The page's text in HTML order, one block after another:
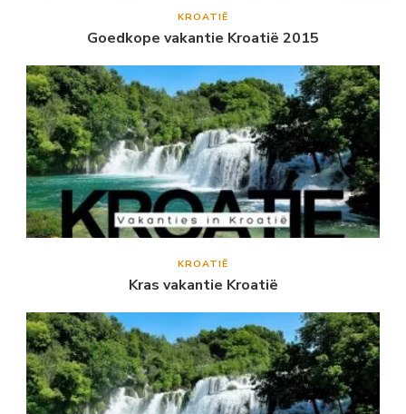
KROATIË
Goedkope vakantie Kroatië 2015
KROATIË
Kras vakantie Kroatië